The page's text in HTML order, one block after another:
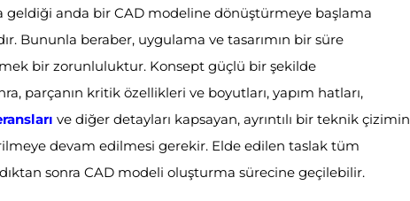
geldiği anda bir CAD modeline dönüştürmeye başlama
Bununla beraber, uygulama ve tasarımın bir süre
bir zorunluluktur. Konsept güçlü bir şekilde
parçanın kritik özellikleri ve boyutları, yapım hatları,
ve diğer detayları kapsayan, ayrıntılı bir teknik çizimin
devam edilmesi gerekir. Elde edilen taslak tüm
sonra CAD modeli oluşturma sürecine geçilebilir.